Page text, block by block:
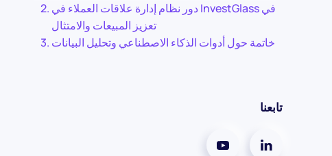
دور نظام إدارة علاقات العملاء في InvestGlass في
تعزيز المبيعات والامتثال
خاتمة حول أدوات الذكاء الاصطناعي وتحليل البيانات
تابعنا